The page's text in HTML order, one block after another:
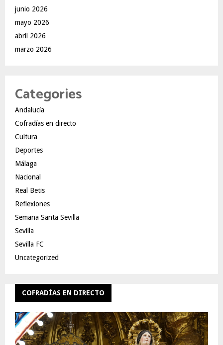
junio 2026
mayo 2026
abril 2026
marzo 2026
Categories
Andalucía
Cofradías en directo
Cultura
Deportes
Málaga
Nacional
Real Betis
Reflexiones
Semana Santa Sevilla
Sevilla
Sevilla FC
Uncategorized
COFRADÍAS EN DIRECTO